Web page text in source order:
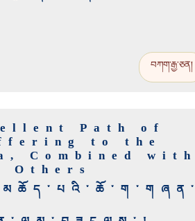
བཀག་རྒྱ་ཅན།
Path of
to the
Combined with